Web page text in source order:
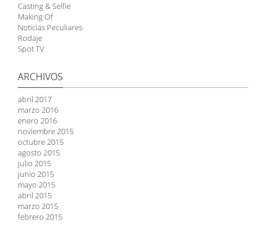
Casting & Selfie
Making Of
Noticias Peculiares
Rodaje
Spot TV
ARCHIVOS
abril 2017
marzo 2016
enero 2016
noviembre 2015
octubre 2015
agosto 2015
julio 2015
junio 2015
mayo 2015
abril 2015
marzo 2015
febrero 2015